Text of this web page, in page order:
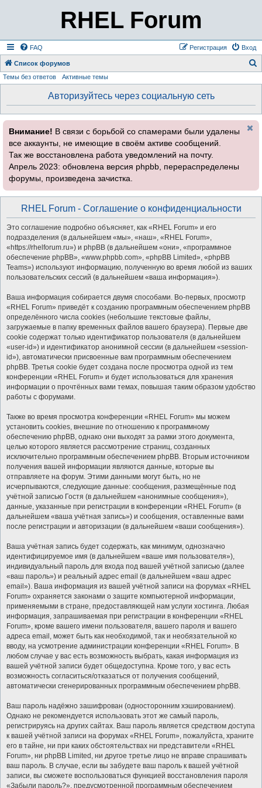
RHEL Forum
FAQ Вход
Регистрация
Список форумов
Темы без ответов Активные темы
Авторизуйтесь через социальную сеть
Внимание! В связи с борьбой со спамерами были удалены
все аккаунты, не имеющие в своём активе сообщений.
Так же восстановлена работа уведомлений на почту.
Апрель 2023: обновлена версия phpbb, перераспределены
форумы, произведена зачистка.
RHEL Forum - Соглашение о конфиденциальности
Это соглашение подробно объясняет, как «RHEL Forum» и его
подразделения (в дальнейшем «мы», «наш», «RHEL Forum»,
«https://rhelforum.ru») и phpBB (в дальнейшем «они», «программное
обеспечение phpBB», «www.phpbb.com», «phpBB Limited», «phpBB
Teams») используют информацию, полученную во время любой из ваших
пользовательских сессий (в дальнейшем «ваша информация»).
Ваша информация собирается двумя способами. Во-первых, просмотр
«RHEL Forum» приведёт к созданию программным обеспечением phpBB
определённого числа cookies (небольшие текстовые файлы,
загружаемые в папку временных файлов вашего браузера). Первые две
cookie содержат только идентификатор пользователя (в дальнейшем
«user-id») и идентификатор анонимной сессии (в дальнейшем «session-
id»), автоматически присвоенные вам программным обеспечением
phpBB. Третья cookie будет создана после просмотра одной из тем
конференции «RHEL Forum» и будет использоваться для хранения
информации о прочтённых вами темах, повышая таким образом удобство
работы с форумами.
Также во время просмотра конференции «RHEL Forum» мы можем
установить cookies, внешние по отношению к программному
обеспечению phpBB, однако они выходят за рамки этого документа,
целью которого является рассмотрение страниц, созданных
исключительно программным обеспечением phpBB. Вторым источником
получения вашей информации являются данные, которые вы
отправляете на форум. Этими данными могут быть, но не
исчерпываются, следующие данные: сообщения, размещённые под
учётной записью Гостя (в дальнейшем «анонимные сообщения»),
данные, указанные при регистрации в конференции «RHEL Forum» (в
дальнейшем «ваша учётная запись») и сообщения, оставленные вами
после регистрации и авторизации (в дальнейшем «ваши сообщения»).
Ваша учётная запись будет содержать, как минимум, однозначно
идентифицируемое имя (в дальнейшем «ваше имя пользователя»),
индивидуальный пароль для входа под вашей учётной записью (далее
«ваш пароль») и реальный адрес email (в дальнейшем «ваш адрес
email»). Ваша информация из вашей учётной записи на форумах «RHEL
Forum» охраняется законами о защите компьютерной информации,
применяемыми в стране, предоставляющей нам услуги хостинга. Любая
информация, запрашиваемая при регистрации в конференции «RHEL
Forum», кроме вашего имени пользователя, вашего пароля и вашего
адреса email, может быть как необходимой, так и необязательной ко
вводу, на усмотрение администрации конференции «RHEL Forum». В
любом случае у вас есть возможность выбрать, какая информация из
вашей учётной записи будет общедоступна. Кроме того, у вас есть
возможность согласиться/отказаться от получения сообщений,
автоматически сгенерированных программным обеспечением phpBB.
Ваш пароль надёжно зашифрован (односторонним хэшированием).
Однако не рекомендуется использовать этот же самый пароль,
регистрируясь на других сайтах. Ваш пароль является средством доступа
к вашей учётной записи на форумах «RHEL Forum», пожалуйста, храните
его в тайне, ни при каких обстоятельствах ни представители «RHEL
Forum», ни phpBB Limited, ни другое третье лицо не вправе спрашивать
ваш пароль. В случае, если вы забудете ваш пароль к вашей учётной
записи, вы сможете воспользоваться функцией восстановления пароля
«Забыли пароль?», предусмотренной программным обеспечением